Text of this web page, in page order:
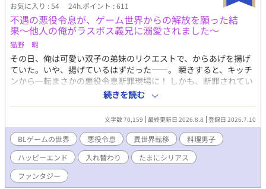
お気に入り : 54 24h.ポイント : 611
不遇の悪役令息が、ゲーム世界からの解放を願った結
果〜他人の俺がラスボス義兄に溺愛されました〜
猫野 暇
その日、俺は可愛い双子の弟妹のリクエストで、からあげを揚げ
ていた。いや、揚げているはずだった――。 瞬きすると、キッチ
ンから一転まさかの悪役令息断罪現場に！ しかも、断罪されてい
るのは俺自身。どうやら俺は、18禁BLゲームの悪役令息ジュリア
スと入れ替わってしまったらしい。ゲームはもう終盤。悪役令息
の役目を終えたのなら、フェードアウトしたっていいよな？ だけ
ど、公爵邸に行ってみたら、本当のジュリアスについて知ること
になったんだ。 誰だよ、こんな世界をつくった奴は！ 怒りで爆誕
してしまった魔王……じゃなくて、美丈夫の公爵（ジュリアス
兄）と一緒に真相を探ることに。 異世界の距離感に戸惑いつつ
も、その生活に慣れていく。ジュリアスを守るために、新たな婚
約まで――。 【毎日20時更新。本編31話＋番外編で完結】 ※R18
続きを読む
文字数 70,159 最終更新日 2026.8.8 登録日 2026.7.10
BLゲームの世界 悪役令息 異世界転移
料理男子
ハッピーエンド
入れ替わり
たまにシリアス
ファンタジー